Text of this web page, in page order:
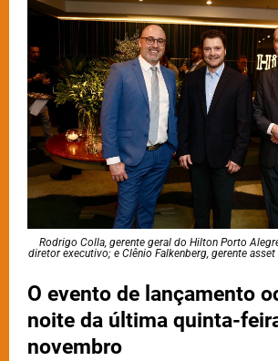
Rodrigo Colla, gerente geral do Hilton Porto
diretor executivo; e Clênio Falkenberg, gerente
O evento de lançamento
noite da última quinta-
novembro